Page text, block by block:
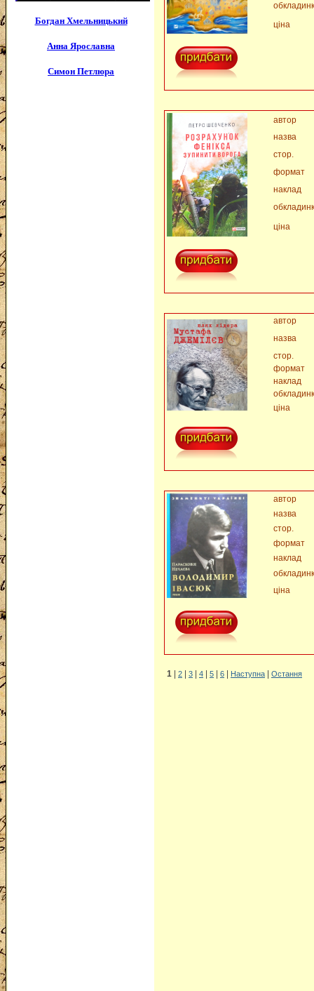
Богдан Хмельницький
Анна Ярославна
Симон Петлюра
ціна
автор
назва
стор.
формат
наклад
ціна
автор
назва
стор.
формат
наклад
ціна
автор
назва
стор.
формат
наклад
ціна
1 2 3 4 5 6 Наступна Остання